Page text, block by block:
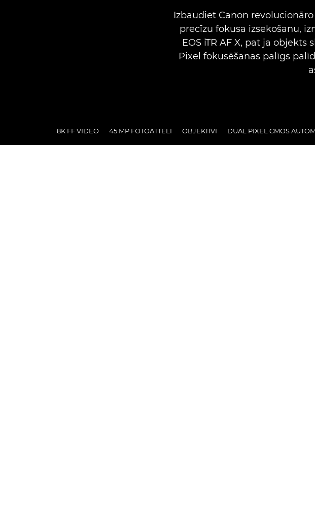
Izbaudiet Canon
precīzu fokusa izsekošanu,
EOS iTR AF X, pat ja
Pixel fokusēšanas palīgs
8K FF VIDEO 45 MP FOTOATTĒLI OBJEKTĪVI DUAL PIXEL CMOS